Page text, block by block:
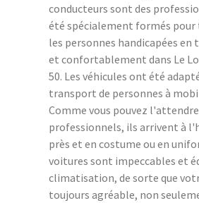
conducteurs sont des
été spécialement formés
les personnes handicapées en
et confortablement dans Le
50. Les véhicules ont été
transport de personnes à
Comme vous pouvez
professionnels, ils arrivent à
près et en costume ou en
voitures sont impeccables et
climatisation, de sorte que
toujours agréable, non